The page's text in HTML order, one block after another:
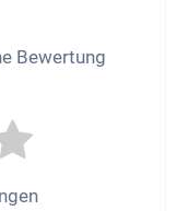
Bewertung